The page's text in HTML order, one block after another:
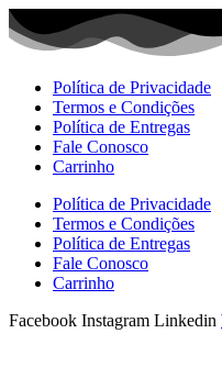
Ir
para
Política de Privacidade
Termos e Condições
Política de Entregas
Fale Conosco
Carrinho
Política de Privacidade
Termos e Condições
Política de Entregas
Fale Conosco
Carrinho
Facebook Instagram Linkedin